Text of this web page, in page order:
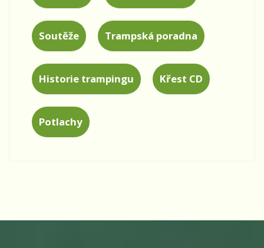
Soutěže Trampská poradna
Historie trampingu Křest CD
Potlachy